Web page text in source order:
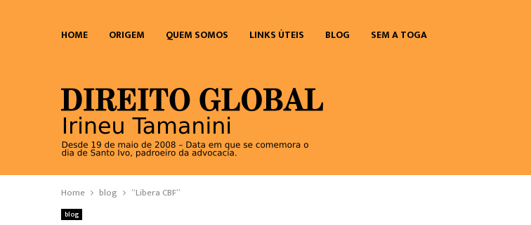
HOME ORIGEM QUEM SOMOS LINKS ÚTEIS BLOG SEM A TOGA
Home blog “Libera CBF”
blog